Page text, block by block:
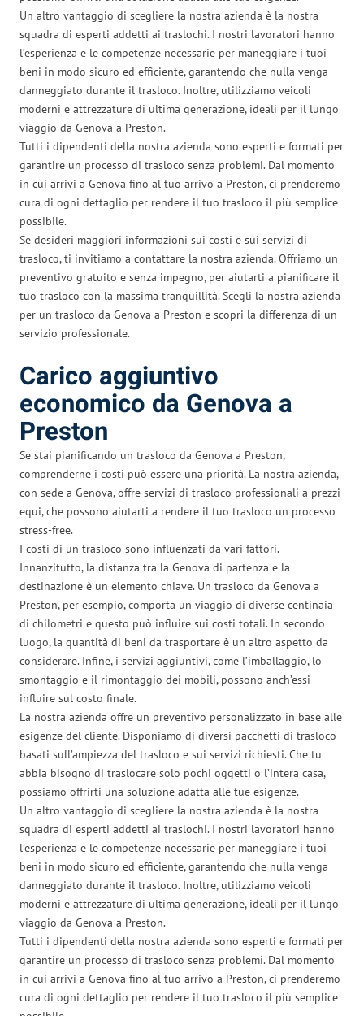
Un altro vantaggio di scegliere la nostra azienda è la nostra
squadra di esperti addetti ai traslochi. I nostri lavoratori hanno
l’esperienza e le competenze necessarie per maneggiare i tuoi
beni in modo sicuro ed efficiente, garantendo che nulla venga
danneggiato durante il trasloco. Inoltre, utilizziamo veicoli
moderni e attrezzature di ultima generazione, ideali per il lungo
viaggio da Genova a Preston.
Tutti i dipendenti della nostra azienda sono esperti e formati per
garantire un processo di trasloco senza problemi. Dal momento
in cui arrivi a Genova fino al tuo arrivo a Preston, ci prenderemo
cura di ogni dettaglio per rendere il tuo trasloco il più semplice
possibile.
Se desideri maggiori informazioni sui costi e sui servizi di
trasloco, ti invitiamo a contattare la nostra azienda. Offriamo un
preventivo gratuito e senza impegno, per aiutarti a pianificare il
tuo trasloco con la massima tranquillità. Scegli la nostra azienda
per un trasloco da Genova a Preston e scopri la differenza di un
servizio professionale.
Carico aggiuntivo
economico da Genova a
Preston
Se stai pianificando un trasloco da Genova a Preston,
comprenderne i costi può essere una priorità. La nostra azienda,
con sede a Genova, offre servizi di trasloco professionali a prezzi
equi, che possono aiutarti a rendere il tuo trasloco un processo
stress-free.
I costi di un trasloco sono influenzati da vari fattori.
Innanzitutto, la distanza tra la Genova di partenza e la
destinazione è un elemento chiave. Un trasloco da Genova a
Preston, per esempio, comporta un viaggio di diverse centinaia
di chilometri e questo può influire sui costi totali. In secondo
luogo, la quantità di beni da trasportare è un altro aspetto da
considerare. Infine, i servizi aggiuntivi, come l’imballaggio, lo
smontaggio e il rimontaggio dei mobili, possono anch’essi
influire sul costo finale.
La nostra azienda offre un preventivo personalizzato in base alle
esigenze del cliente. Disponiamo di diversi pacchetti di trasloco
basati sull’ampiezza del trasloco e sui servizi richiesti. Che tu
abbia bisogno di traslocare solo pochi oggetti o l’intera casa,
possiamo offrirti una soluzione adatta alle tue esigenze.
Un altro vantaggio di scegliere la nostra azienda è la nostra
squadra di esperti addetti ai traslochi. I nostri lavoratori hanno
l’esperienza e le competenze necessarie per maneggiare i tuoi
beni in modo sicuro ed efficiente, garantendo che nulla venga
danneggiato durante il trasloco. Inoltre, utilizziamo veicoli
moderni e attrezzature di ultima generazione, ideali per il lungo
viaggio da Genova a Preston.
Tutti i dipendenti della nostra azienda sono esperti e formati per
garantire un processo di trasloco senza problemi. Dal momento
in cui arrivi a Genova fino al tuo arrivo a Preston, ci prenderemo
cura di ogni dettaglio per rendere il tuo trasloco il più semplice